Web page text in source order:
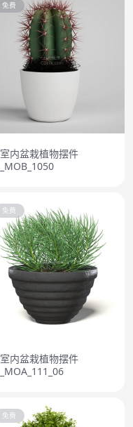
免费
室内盆栽植物摆件
_MOB_1050
免费
室内盆栽植物摆件
_MOA_111_06
免费